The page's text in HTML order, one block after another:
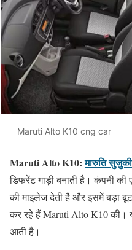
Maruti Alto K10 cng car
Maruti Alto K10:मारुति
डिफरेंट गाड़ी बनाती है। कंपनी
की माइलेज देती है और इसमें बड़ा
कर रहे हैं Maruti Alto K10 की।
आती है।